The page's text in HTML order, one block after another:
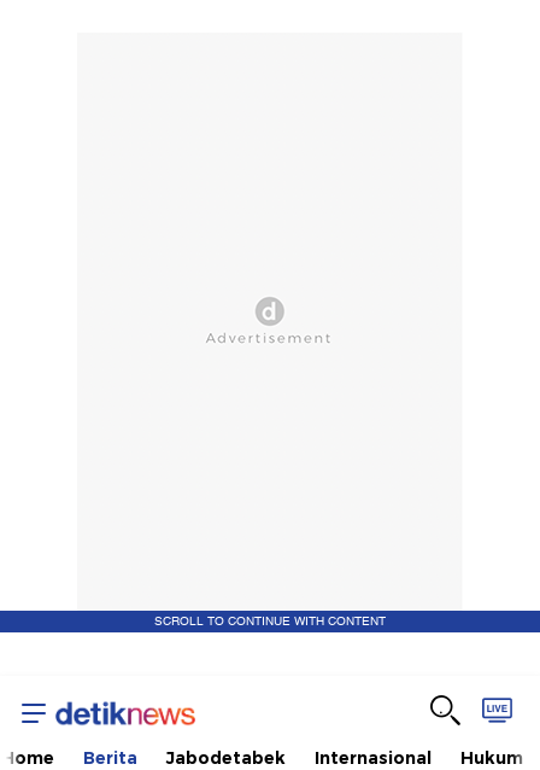
SCROLL TO CONTINUE WITH CONTENT
Home Berita Jabodetabek Internasional Hukum